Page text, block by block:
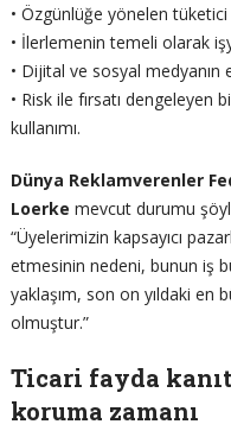
• Özgünlüğe yönelen
• İlerlemenin temeli olarak
• Dijital ve sosyal medyanın
• Risk ile fırsatı
kullanımı.
Dünya Reklamverenler
Loerke mevcut durumu
“Üyelerimizin kapsayıcı
etmesinin nedeni, bunun iş
yaklaşım, son on yıldaki en
olmuştur.”
Ticari fayda
koruma zamanı